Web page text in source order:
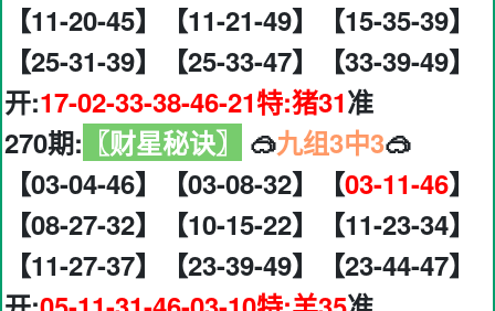
【11-20-45】【11-21-49】【15-35-39】
【25-31-39】【25-33-47】【33-39-49】
开:17-02-33-38-46-21特:猪31准
270期: 〖财星秘诀〗 🥽九组3中3🥽
【03-04-46】【03-08-32】【03-11-46】
【08-27-32】【10-15-22】【11-23-34】
【11-27-37】【23-39-49】【23-44-47】